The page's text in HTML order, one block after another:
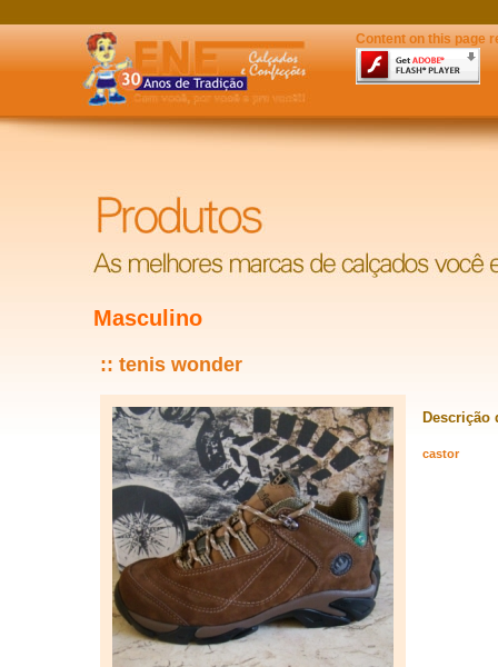
Content on this page
Masculino
:: tenis wonder
Descrição
castor